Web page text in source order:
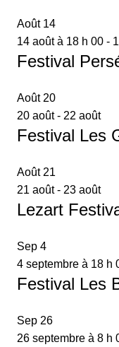
Août 14
14 août à 18 h 00-
Festival
Août 20
20 août- 22 août
Festival Les
Août 21
21 août- 23 août
Lezart
Sep 4
4 septembre à 18 h
Festival Les
Sep 26
26 septembre à 8 h